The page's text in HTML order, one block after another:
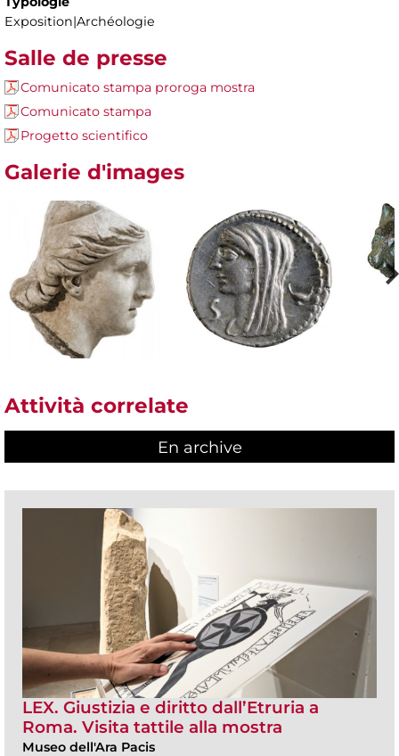
Exposition|Archéologie
Salle de presse
Comunicato stampa proroga mostra
Comunicato stampa
Progetto scientifico
Galerie d'images
Attività correlate
En archive
LEX. Giustizia e diritto dall’Etruria a
Roma. Visita tattile alla mostra
Museo dell'Ara Pacis